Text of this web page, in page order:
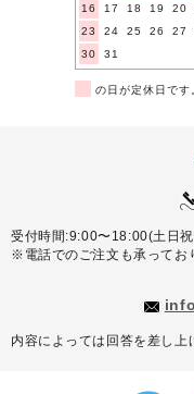
16
17 18 19 20
23
24 25 26 27
30
31
の日が定休日で
受付時間:9:00〜18:00(土日
※電話でのご注文も承ってお
内容によっては回答を差し上